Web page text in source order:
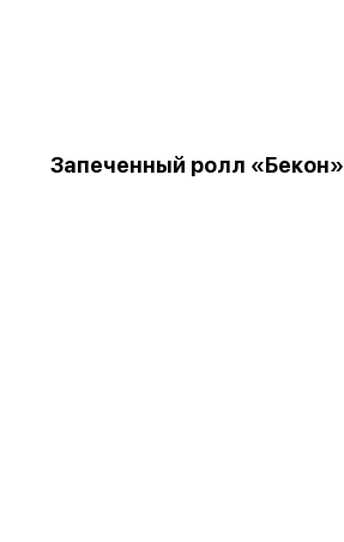
Запеченный ролл «Бекон»